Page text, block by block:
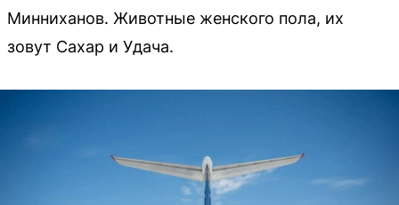
Минниханов. Животные женского пола, их
зовут Сахар и Удача.